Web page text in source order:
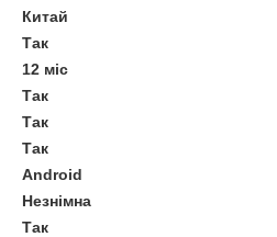
Китай
Так
12 міс
Так
Так
Так
Android
Незнімна
Так